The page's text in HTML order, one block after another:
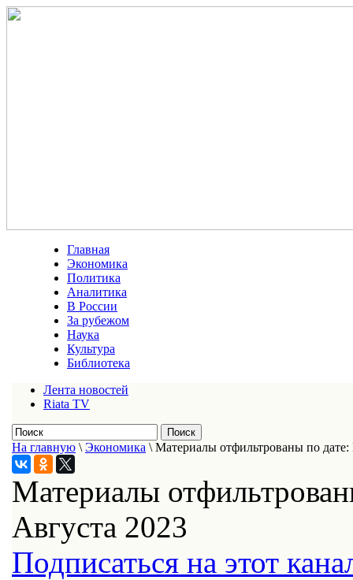
Главная
Экономика
Политика
Аналитика
В России
За рубежом
Наука
Культура
Библиотека
Лента новостей
Riata TV
На главную \ Экономика \ Материалы отфильтрованы по
Материалы
Августа 2023
Подписаться на этот